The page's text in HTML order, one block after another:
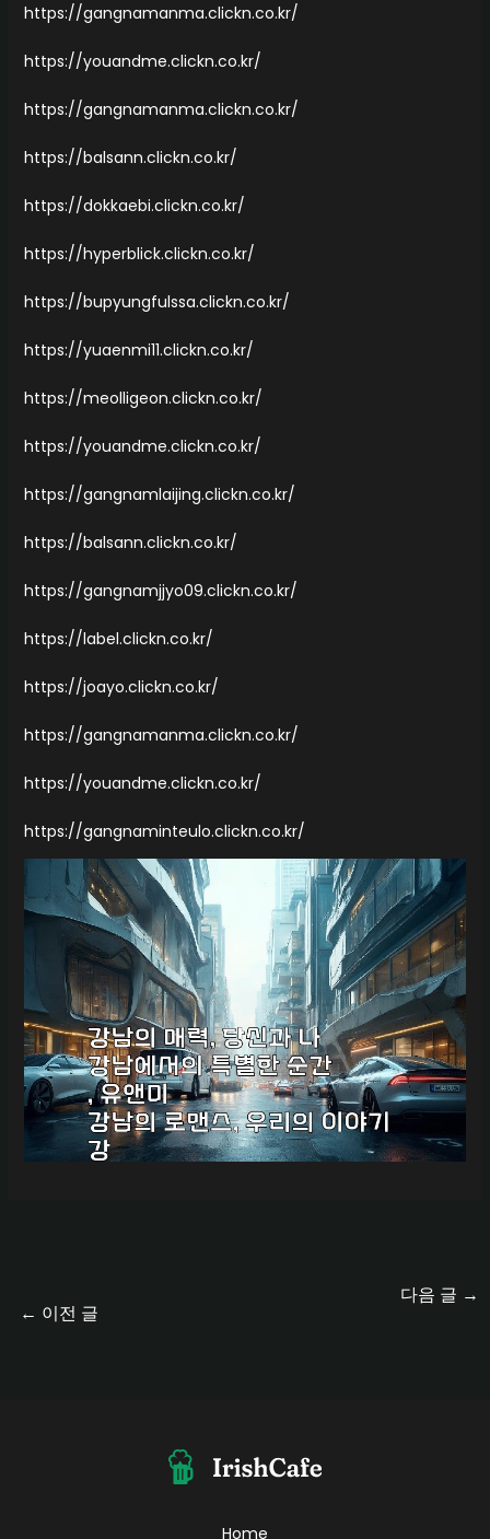
https://gangnamanma.clickn.co.kr/
https://youandme.clickn.co.kr/
https://gangnamanma.clickn.co.kr/
https://balsann.clickn.co.kr/
https://dokkaebi.clickn.co.kr/
https://hyperblick.clickn.co.kr/
https://bupyungfulssa.clickn.co.kr/
https://yuaenmi11.clickn.co.kr/
https://meolligeon.clickn.co.kr/
https://youandme.clickn.co.kr/
https://gangnamlaijing.clickn.co.kr/
https://balsann.clickn.co.kr/
https://gangnamjjyo09.clickn.co.kr/
https://label.clickn.co.kr/
https://joayo.clickn.co.kr/
https://gangnamanma.clickn.co.kr/
https://youandme.clickn.co.kr/
https://gangnaminteulo.clickn.co.kr/
← 이전 글
다음 글 →
Home